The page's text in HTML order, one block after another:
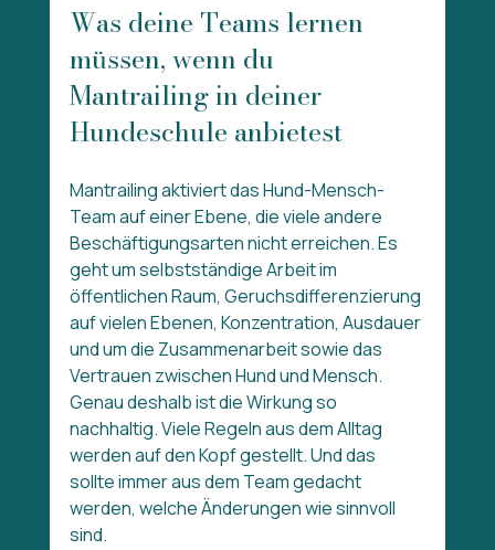
Was deine Teams lernen
müssen, wenn du
Mantrailing in deiner
Hundeschule anbietest
Mantrailing aktiviert das Hund-Mensch-
Team auf einer Ebene, die viele andere
Beschäftigungsarten nicht erreichen. Es
geht um selbstständige Arbeit im
öffentlichen Raum, Geruchsdifferenzierung
auf vielen Ebenen, Konzentration, Ausdauer
und um die Zusammenarbeit sowie das
Vertrauen zwischen Hund und Mensch.
Genau deshalb ist die Wirkung so
nachhaltig. Viele Regeln aus dem Alltag
werden auf den Kopf gestellt. Und das
sollte immer aus dem Team gedacht
werden, welche Änderungen wie sinnvoll
sind.